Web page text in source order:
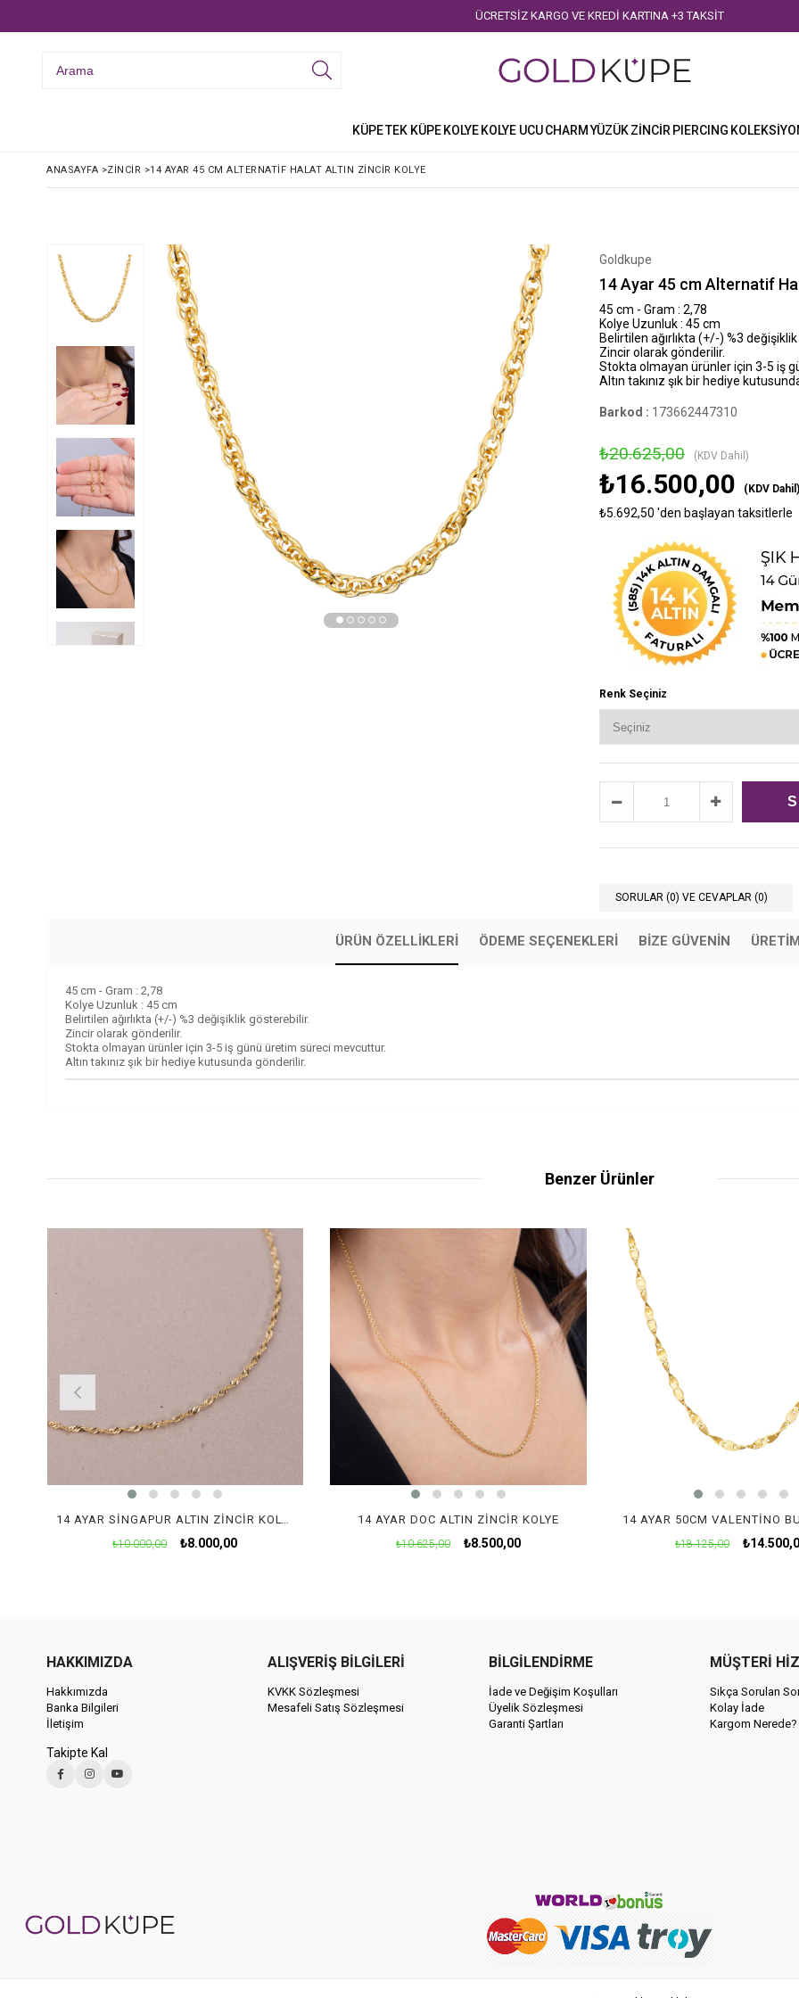
ÜCRETSİZ KARGO VE KREDİ KARTINA +3 TAKSİT
KÜPETEK KÜPEKOLYEKOLYE UCUCHARMYÜZÜKZİNCİR PIERCING
ANASAYFA >ZINCIR >14 AYAR 45 CM ALTERNATIF HALAT ALTIN ZINCIR KOLYE
Goldkupe
14 Ayar 45 cm Alternatif
45 cm - Gram : 2,78
Kolye Uzunluk : 45 cm
Belirtilen ağırlıkta (+/-) %3
Zincir olarak gönderilir.
Stokta olmayan ürünler için 3-5 iş
Altın takınız şık bir hediye
Barkod : 173662447310
₺20.625,00 (KDV Dahil)
₺16.500,00 (KDV Dahil)
₺5.692,50 'den başlayan taksitlerle
Renk Seçiniz
SORULAR (0) VE CEVAPLAR (0)
ÜRÜN ÖZELLIKLERI ÖDEME SEÇENEKLERI BIZE GÜVENIN
45 cm - Gram : 2,78
Kolye Uzunluk : 45 cm
Belirtilen ağırlıkta (+/-) %3 değişiklik gösterebilir.
Zincir olarak gönderilir.
Stokta olmayan ürünler için 3-5 iş günü üretim süreci mevcuttur.
Altın takınız şık bir hediye kutusunda gönderilir.
Benzer Ürünler
₺8.000,00
₺10.000,00
14 AYAR DOC ALTIN ZINCIR KOLYE
₺8.500,00
₺10.625,00 ₺18.125,00
HAKKIMIZDA
Hakkımızda
Banka Bilgileri
İletişim
Takipte Kal
ALIŞVERİŞ BİLGİLERİ
KVKK Sözleşmesi
Mesafeli Satış Sözleşmesi
BİLGİLENDİRME
İade ve Değişim Koşulları
Üyelik Sözleşmesi
Garanti Şartları
MÜŞTERİ
Sıkça Sorulan
Kolay İade
Kargom Nerede?